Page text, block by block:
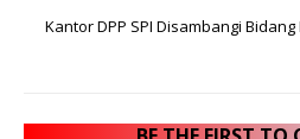
Kantor DPP SPI Disambangi